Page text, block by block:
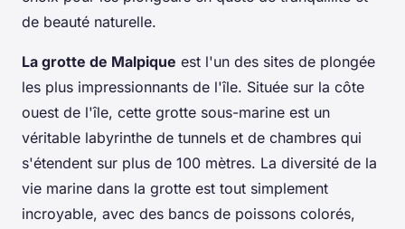
de beauté naturelle.
La grotte de Malpique est l'un des sites de plongée
les plus impressionnants de l'île. Située sur la côte
ouest de l'île, cette grotte sous-marine est un
véritable labyrinthe de tunnels et de chambres qui
s'étendent sur plus de 100 mètres. La diversité de la
vie marine dans la grotte est tout simplement
incroyable, avec des bancs de poissons colorés,